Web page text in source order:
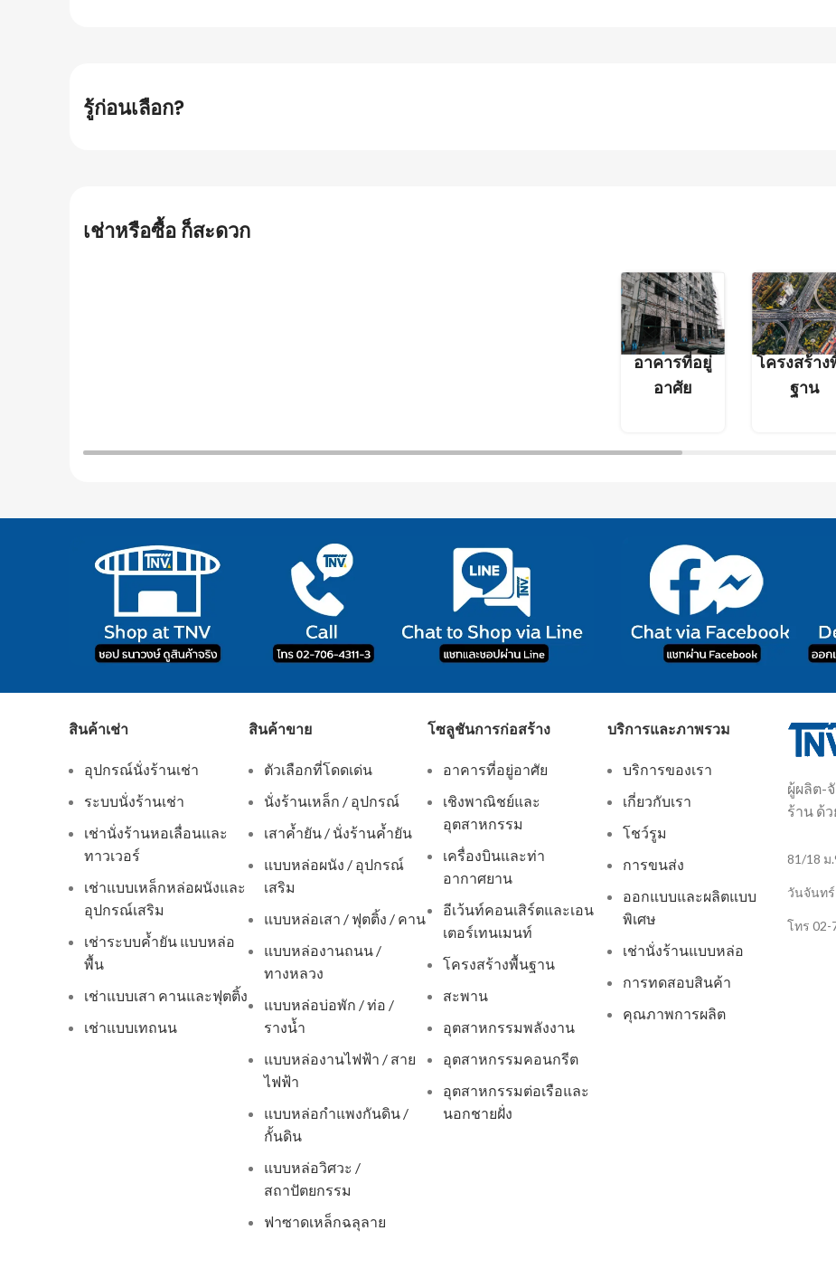
รู้ก่อนเลือก?
เช่าหรือซื้อ ก็สะดวก
อาคารที่อยู่
อาศัย
โครงสร้า
ฐาน
สินค้าเช่า
อุปกรณ์นั่งร้านเช่า
ระบบนั่งร้านเช่า
เช่านั่งร้านหอเลื่อนและ
ทาวเวอร์
เช่าแบบเหล็กหล่อผนังและ
อุปกรณ์เสริม
เช่าระบบค้ำยัน แบบหล่อ
พื้น
เช่าแบบเสา คานและฟุตติ้ง
เช่าแบบเทถนน
สินค้าขาย
ตัวเลือกที่โดดเด่น
นั่งร้านเหล็ก / อุปกรณ์
เสาค้ำยัน / นั่งร้านค้ำยัน
แบบหล่อผนัง / อุปกรณ์
เสริม
แบบหล่อเสา / ฟุตติ้ง / คาน
แบบหล่องานถนน /
ทางหลวง
แบบหล่อบ่อพัก / ท่อ /
รางน้ำ
แบบหล่องานไฟฟ้า / สาย
ไฟฟ้า
แบบหล่อกำแพงกันดิน /
กั้นดิน
แบบหล่อวิศวะ /
สถาปัตยกรรม
ฟาซาดเหล็กฉลุลาย
โซลูชันการก่อสร้าง
อาคารที่อยู่อาศัย
เชิงพาณิชย์และ
อุตสาหกรรม
เครื่องบินและท่า
อากาศยาน
อีเว้นท์คอนเสิร์ตและเอน
เตอร์เทนเมนท์
โครงสร้างพื้นฐาน
สะพาน
อุตสาหกรรมพลังงาน
อุตสาหกรรมคอนกรีต
อุตสาหกรรมต่อเรือและ
นอกชายฝั่ง
บริการและภาพรวม
บริการของเรา
เกี่ยวกับเรา
โชว์รูม
การขนส่ง
ออกแบบและผลิตแบบ
พิเศษ
เช่านั่งร้านแบบหล่อ
การทดสอบสินค้า
คุณภาพการผลิต
ผู้ผลิต-
ร้าน ด้
81/18 ม
วันจันทร์
โทร 02-